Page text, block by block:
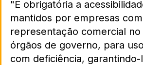
"É obrigatória a
mantidos por empresas
representação comercial
órgãos de governo, para
com deficiência, garantindo-